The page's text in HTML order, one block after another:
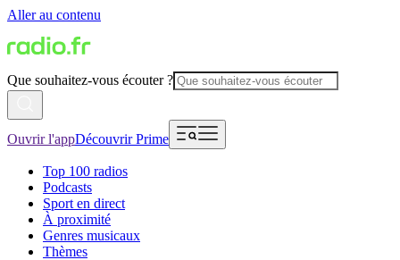
Aller au contenu
Que souhaitez-vous écouter ?
Ouvrir l'appDécouvrir Prime
Top 100 radios
Podcasts
Sport en direct
À proximité
Genres musicaux
Thèmes